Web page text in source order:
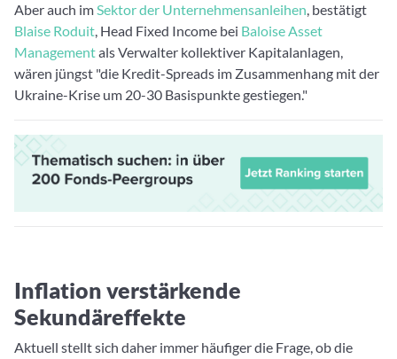
Aber auch imSektor der Unternehmensanleihen, bestätigt
Blaise Roduit, Head Fixed Income bei Baloise Asset
Managementals Verwalter kollektiver Kapitalanlagen,
wären jüngst "die Kredit-Spreads im Zusammenhang mit der
Ukraine-Krise um 20-30 Basispunkte gestiegen."
Inflation verstärkende
Sekundäreffekte
Aktuell stellt sich daher immer häufiger die Frage, ob die